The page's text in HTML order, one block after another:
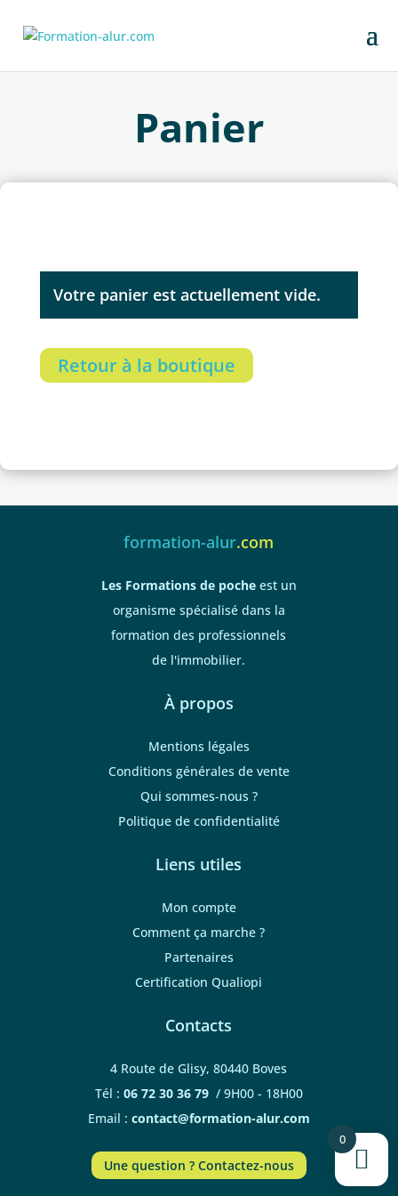
Panier
Votre panier est actuellement vide.
Retour à la boutique
formation-alur.com
Les Formations de pocheest un
organisme spécialisé dans la
formation des professionnels
de l'immobilier.
À propos
Mentions légales
Conditions générales de vente
Qui sommes-nous ?
Politique de confidentialité
Liens utiles
Mon compte
Comment ça marche ?
Partenaires
Certification Qualiopi
Contacts
4 Route de Glisy, 80440 Boves
Tél : 06 72 30 36 79 / 9H00 - 18H00
Email : contact@formation-alur.com
Une question ? Contactez-nous
0